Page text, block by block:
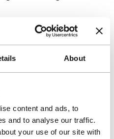
About
content and ads, to
and to analyse our traffic.
your use of our site with